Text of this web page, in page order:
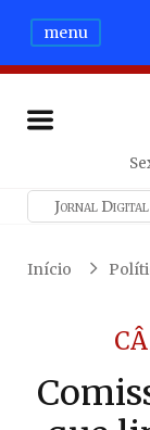
menu
Jornal Digital
Início